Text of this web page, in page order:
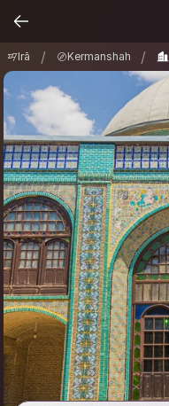
Irã / Kermanshah /